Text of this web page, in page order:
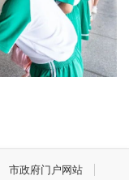
市政府门户网站